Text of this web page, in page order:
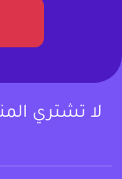
لا تشتري